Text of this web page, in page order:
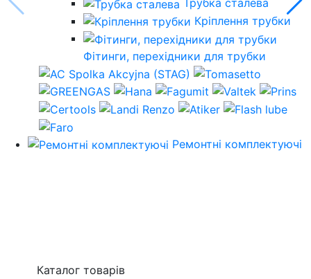
Трубка сталева
Кріплення трубки
Фітинги, перехідники для трубки
Ремонтні комплектуючі
Каталог товарів